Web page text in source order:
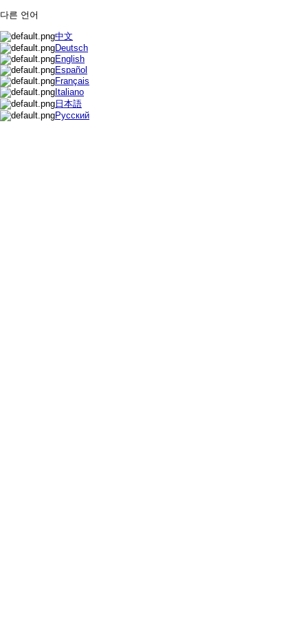
다른 언어
中文
Deutsch
English
Español
Français
Italiano
日本語
Русский